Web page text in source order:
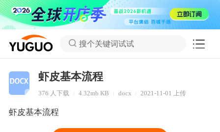
搜个关键词试试
虾皮基本流程
376 人下载 4.32mb KB docx 2021-11-01 上传
虾皮基本流程